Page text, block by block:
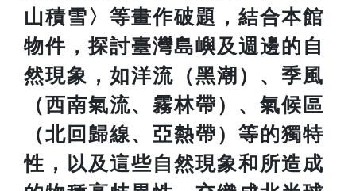
山積雪〉等畫作破題，結合本館
物件，探討臺灣島嶼及週邊的自
然現象，如洋流（黑潮）、季風
（西南氣流、霧林帶）、氣候區
（北回歸線、亞熱帶）等的獨特
性，以及這些自然現象和所造成